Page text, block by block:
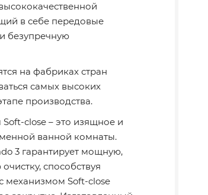
в себе передовые
безупречную
на фабриках стран
самых высоких
производства.
close – это изящное и
ванной комнаты.
3 гарантирует мощную,
способствуя
механизмом Soft-close